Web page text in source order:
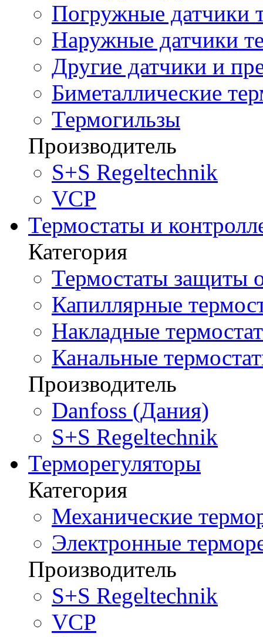
Погружные датчики
Наружные датчики
Другие датчики и
Биметаллические
Термогильзы
Производитель
S+S Regeltechnik
VCP
Термостаты и
Категория
Термостаты защиты
Капиллярные
Накладные
Канальные
Производитель
Danfoss (Дания)
S+S Regeltechnik
Терморегуляторы
Категория
Механические
Электронные
Производитель
S+S Regeltechnik
VCP